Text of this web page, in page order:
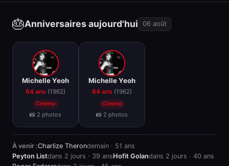
🎂Anniversaires aujourd'hui 06 août
🎂
Michelle Yeoh
64 ans (1962)
Cinema
📸 2 photos
🎂
Michelle Yeoh
64 ans (1962)
Cinema
📸 2 photos
À venir :Charlize Therondemain · 51 ans
Peyton Listdans 2 jours · 39 ansHofit Golandans 2 jours · 40 ans